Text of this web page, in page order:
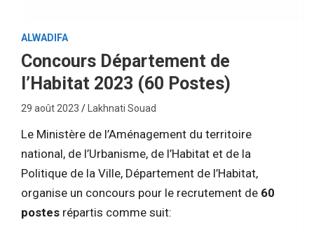
ALWADIFA
Concours Département de
l’Habitat 2023 (60 Postes)
29 août 2023 Lakhnati Souad
Le Ministère de l’Aménagement du territoire
national, de l’Urbanisme, de l’Habitat et de la
Politique de la Ville, Département de l’Habitat,
organise un concours pour le recrutement de 60
postes répartis comme suit: